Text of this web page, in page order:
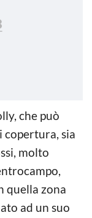
che può
copertura, sia
molto
quella zona
ad un suo